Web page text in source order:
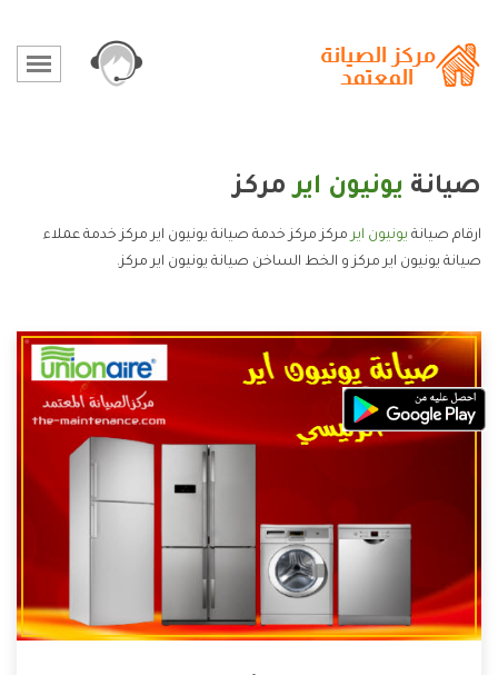
صيانة يونيون ايرمركز
ارقام صيانة يونيون ايرمركز مركز خدمة صيانة يونيون اير مركز خدمة عملاء
صيانة يونيون اير مركز و الخط الساخن صيانة يونيون اير مركز.